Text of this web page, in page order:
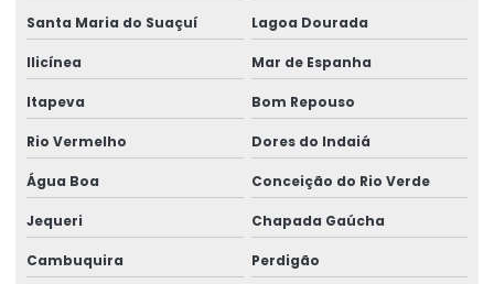
Santa Maria do Suaçuí Lagoa Dourada
Ilicínea Mar de Espanha
Itapeva Bom Repouso
Rio Vermelho Dores do Indaiá
Água Boa Conceição do Rio Verde
Jequeri Chapada Gaúcha
Cambuquira Perdigão